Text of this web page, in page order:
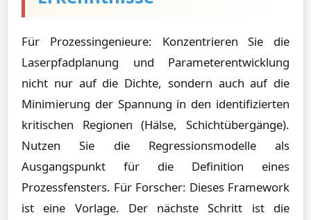
Für Prozessingenieure: Konzentrieren Sie die
Laserpfadplanung und Parameterentwicklung
nicht nur auf die Dichte, sondern auch auf die
Minimierung der Spannung in den identifizierten
kritischen Regionen (Hälse, Schichtübergänge).
Nutzen Sie die Regressionsmodelle als
Ausgangspunkt für die Definition eines
Prozessfensters. Für Forscher: Dieses Framework
ist eine Vorlage. Der nächste Schritt ist die